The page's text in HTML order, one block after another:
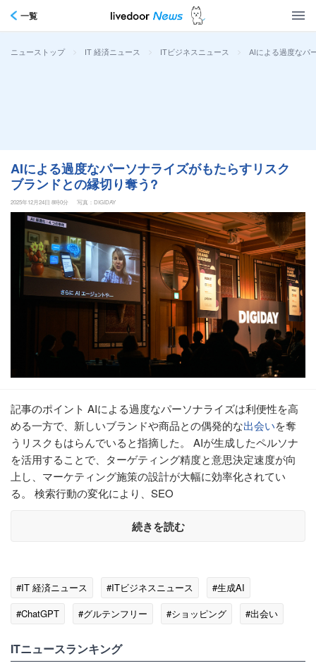
一覧
ニューストップ > IT 経済ニュース > ITビジネスニュース > AIによる過度なパ
AIによる過度なパーソナライズがもたらすリスク
ブランドとの縁切り奪う?
2025年12月24日 8時0分 写真：DIGIDAY
記事のポイント AIによる過度なパーソナライズは利便性を高
める一方で、新しいブランドや商品との偶発的な出会いを奪
うリスクもはらんでいると指摘した。 AIが生成したペルソナ
を活用することで、ターゲティング精度と意思決定速度が向
上し、マーケティング施策の設計が大幅に効率化されてい
る。 検索行動の変化により、SEO
続きを読む
#IT 経済ニュース #ITビジネスニュース
#生成AI
#ChatGPT
#グルテンフリー #ショッピング
#出会い
ITニュースランキング